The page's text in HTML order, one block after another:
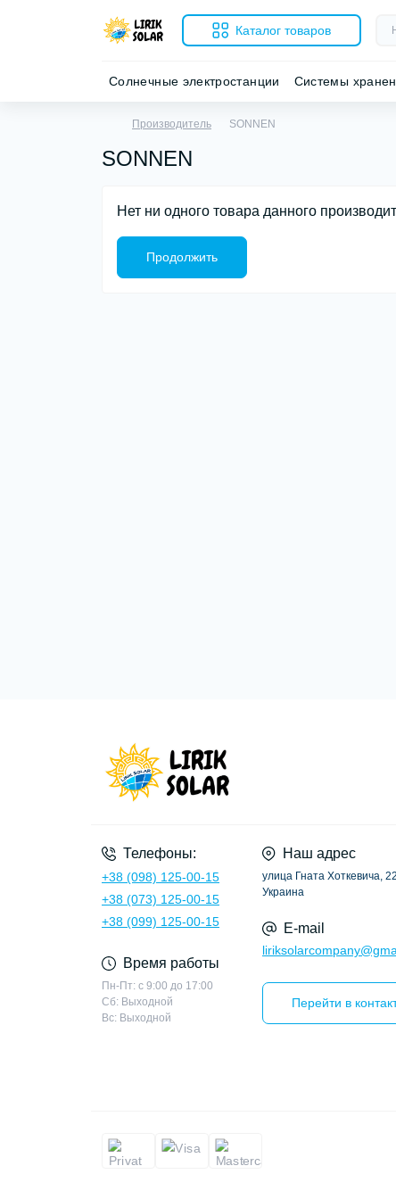
Каталог товаров
Солнечные электростанции Системы
Производитель SONNEN
SONNEN
Нет ни одного товара данного
Продолжить
Телефоны:
+38 (098) 125-00-15
+38 (073) 125-00-15
+38 (099) 125-00-15
Время работы
Пн-Пт: с 9:00 до 17:00
Сб: Выходной
Вс: Выходной
Наш адрес
улица Гната Хоткевича,
Украина
E-mail
Перейти в